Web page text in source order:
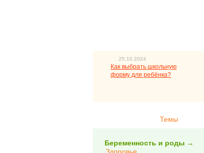
25.10.2024
Как выбрать школьную
форму для ребёнка?
Темы
Беременность и роды →
Здоровье